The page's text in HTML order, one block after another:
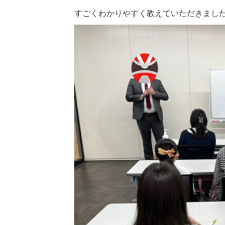
すごくわかりやすく教えていただきまし